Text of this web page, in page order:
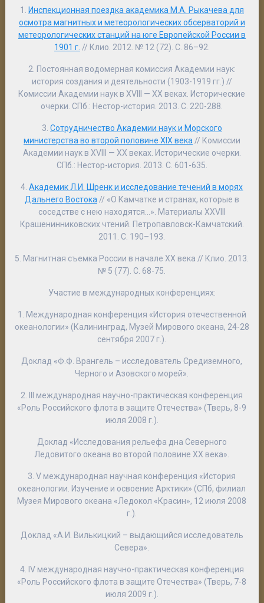
1. Инспекционная поездка академика М.А. Рыкачева для
осмотра магнитных и метеорологических обсерваторий и
метеорологических станций на юге Европейской России в
1901 г. // Клио. 2012. № 12 (72). С. 86–92.
2. Постоянная водомерная комиссия Академии наук:
история создания и деятельности (1903-1919 гг.) //
Комиссии Академии наук в XVIII — XX веках. Исторические
очерки. СПб.: Нестор-история. 2013. С. 220-288.
3. Сотрудничество Академии наук и Морского
министерства во второй половине XIX века// Комиссии
Академии наук в XVIII — XX веках. Исторические очерки.
СПб.: Нестор-история. 2013. С. 601-635.
4.Академик Л.И. Шренк и исследование течений в морях
Дальнего Востока// «О Камчатке и странах, которые в
соседстве с нею находятся…». Материалы XXVIII
Крашенинниковских чтений. Петропавловск-Камчатский.
2011. С. 190–193.
5. Магнитная съемка России в начале XX века // Клио. 2013.
№ 5 (77). С. 68-75.
Участие в международных конференциях:
1. Международная конференция «История отечественной
океанологии» (Калининград, Музей Мирового океана, 24-28
сентября 2007 г.).
Доклад «Ф.Ф. Врангель – исследователь Средиземного,
Черного и Азовского морей».
2. III международная научно-практическая конференция
«Роль Российского флота в защите Отечества» (Тверь, 8-9
июля 2008 г.).
Доклад «Исследования рельефа дна Северного
Ледовитого океана во второй половине XX века».
3. V международная научная конференция «История
океанологии. Изучение и освоение Арктики» (СПб, филиал
Музея Мирового океана «Ледокол «Красин», 12 июля 2008
г.).
Доклад «А.И. Вилькицкий – выдающийся исследователь
Севера».
4. IV международная научно-практическая конференция
«Роль Российского флота в защите Отечества» (Тверь, 7-8
июля 2009 г.).